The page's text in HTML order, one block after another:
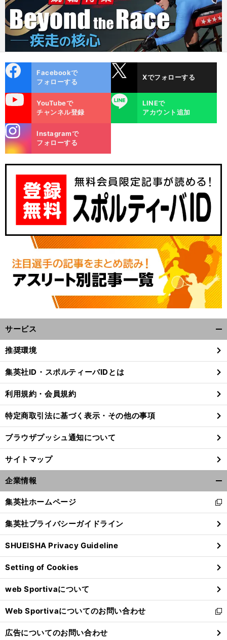
ok
Facebookで
フォローする
Xでフォローする
YouTubeで
チャンネル登録
LINE
LINEで
アカウント追加
m
Instagramで
フォローする
サービス
閉
る
推奨環境
集英社ID・スポルティーバIDとは
利用規約・会員規約
特定商取引法に基づく表示・その他の事項
ブラウザプッシュ通知について
サイトマップ
企業情報
閉
る
集英社ホームページ
新
し
い
ウ
ィ
ン
ド
ウ
で
開
く
集英社プライバシーガイドライン
SHUEISHA Privacy Guideline
Setting of Cookies
web Sportivaについて
Web Sportivaについてのお問い合わせ
新
し
い
広告についてのお問い合わせ